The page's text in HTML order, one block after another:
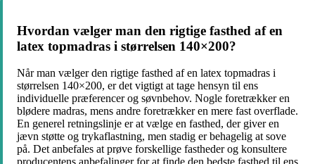
Hvordan vælger man den rigtige fasthed af en
latex topmadras i størrelsen 140×200?
Når man vælger den rigtige fasthed af en latex topmadras i
størrelsen 140×200, er det vigtigt at tage hensyn til ens
individuelle præferencer og søvnbehov. Nogle foretrækker en
blødere madras, mens andre foretrækker en mere fast overflade.
En generel retningslinje er at vælge en fasthed, der giver en
jævn støtte og trykaflastning, men stadig er behagelig at sove
på. Det anbefales at prøve forskellige fastheder og konsultere